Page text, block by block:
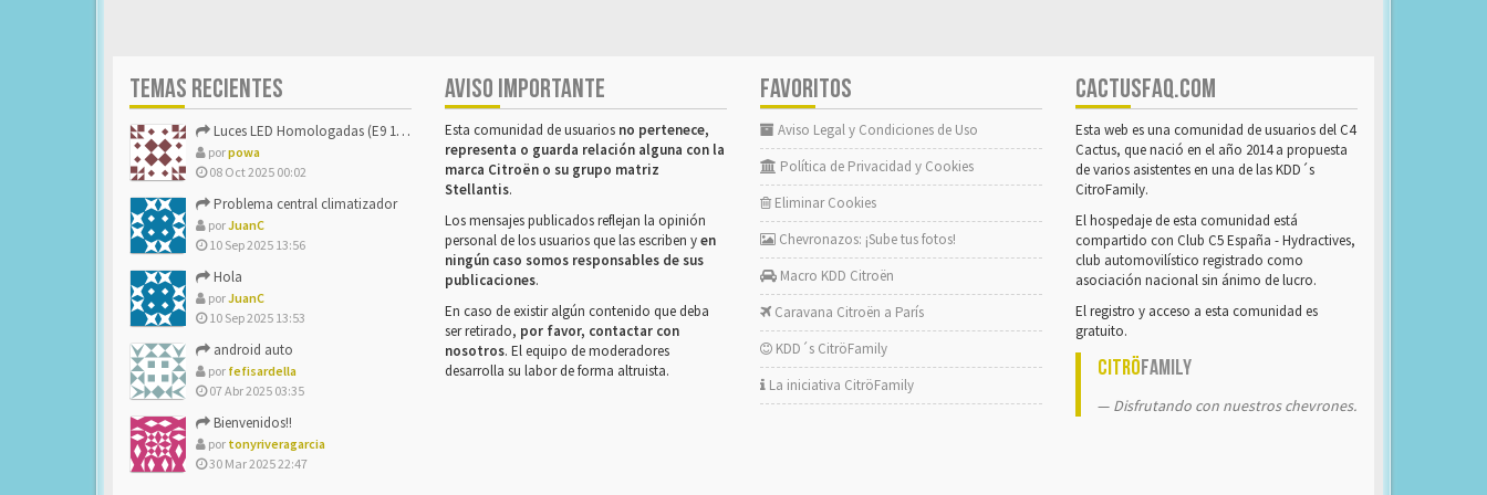
TEMAS RECIENTES
Luces LED Homologadas (E9 16785)
porpowa
08 Oct 2025 00:02
Problema central climatizador
porJuanC
10 Sep 2025 13:56
Hola
porJuanC
10 Sep 2025 13:53
android auto
por fefisardella
07 Abr 2025 03:35
Bienvenidos!!
por tonyriveragarcia
30 Mar 2025 22:47
AVISO IMPORTANTE
Esta comunidad de usuarios no pertenece,
representa o guarda relación alguna con la
marca Citroën o su grupo matriz
Stellantis.
Los mensajes publicados reflejan la opinión
personal de los usuarios que las escriben yen
ningún caso somos responsables de sus
publicaciones.
En caso de existir algún contenido que deba
ser retirado, por favor, contactar con
nosotros. El equipo de moderadores
desarrolla su labor de forma altruista.
FAVORITOS
Aviso Legal y Condiciones de Uso
Política de Privacidad y Cookies
Eliminar Cookies
Chevronazos: ¡Sube tus fotos!
Macro KDD Citroën
Caravana Citroën a París
KDD´s CitröFamily
La iniciativa CitröFamily
CACTUSFAQ.COM
Esta web es una comunidad de usuarios del C4
Cactus, que nació en el año 2014 a propuesta
de varios asistentes en una de las KDD´s
CitroFamily.
El hospedaje de esta comunidad está
compartido con Club C5 España - Hydractives,
club automovilístico registrado como
asociación nacional sin ánimo de lucro.
El registro y acceso a esta comunidad es
gratuito.
CitröFamily
Disfrutando con nuestros chevrones.